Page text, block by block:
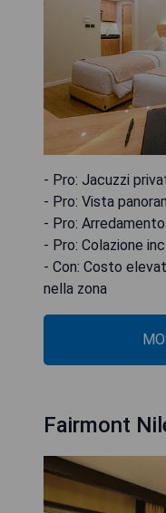
- Pro: Jacuzzi
- Pro: Vista
- Pro:
- Pro: Colazione
- Con: Costo
nella zona
Fairmont